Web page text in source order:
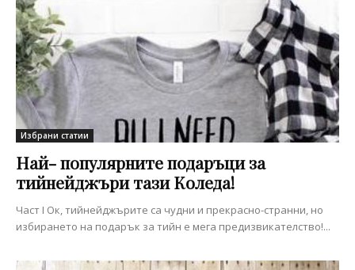
Избрани статии
Най- популярните подаръци за
тийнейджъри тази Коледа!
Част I Ок, тийнейджърите са чудни и прекрасно-странни, но
избирането на подарък за тийн е мега предизвикателство!...